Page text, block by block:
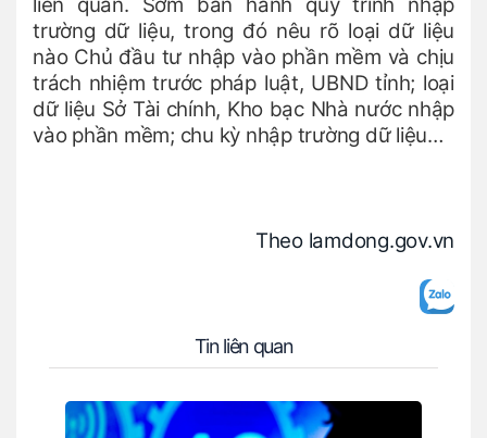
trường dữ liệu, trong đó nêu rõ loại dữ liệu
nào Chủ đầu tư nhập vào phần mềm và chịu
trách nhiệm trước pháp luật, UBND tỉnh; loại
dữ liệu Sở Tài chính, Kho bạc Nhà nước nhập
vào phần mềm; chu kỳ nhập trường dữ liệu…
Theo lamdong.gov.vn
Tin liên quan